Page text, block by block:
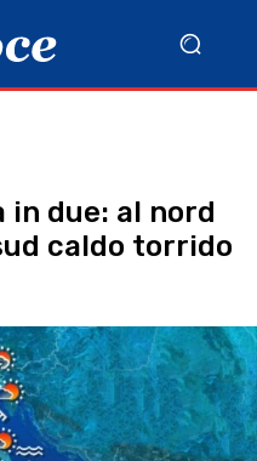
in due: al nord
caldo torrido